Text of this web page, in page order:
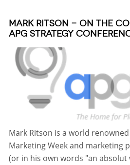
MARK RITSON - ON THE
APG STRATEGY
Mark Ritson is a world
Marketing Week and marketing
(or in his own words "an absolut